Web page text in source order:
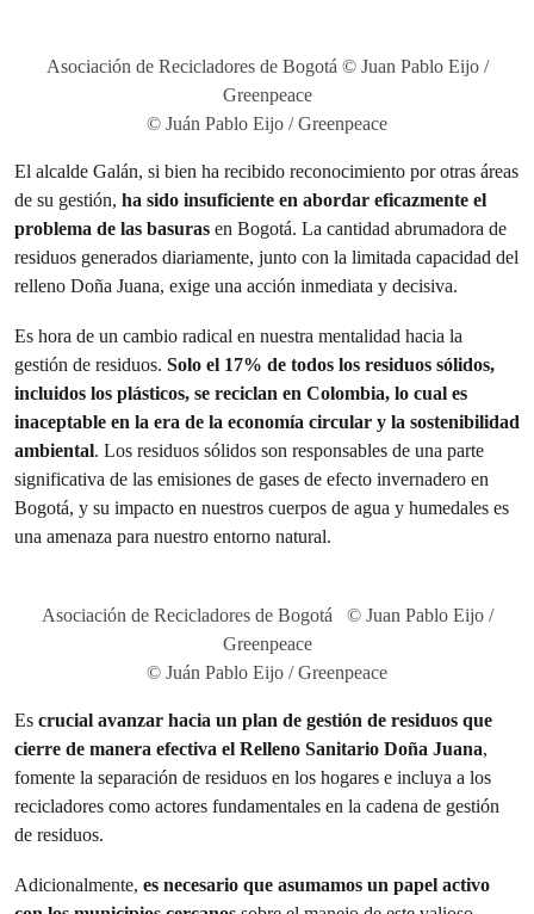
Asociación de Recicladores de Bogotá © Juan Pablo Eijo /
Greenpeace
© Juán Pablo Eijo / Greenpeace
El alcalde Galán, si bien ha recibido reconocimiento por otras áreas
de su gestión, ha sido insuficiente en abordar eficazmente el
problema de las basuras en Bogotá. La cantidad abrumadora de
residuos generados diariamente, junto con la limitada capacidad del
relleno Doña Juana, exige una acción inmediata y decisiva.
Es hora de un cambio radical en nuestra mentalidad hacia la
gestión de residuos. Solo el 17% de todos los residuos sólidos,
incluidos los plásticos, se reciclan en Colombia, lo cual es
inaceptable en la era de la economía circular y la sostenibilidad
ambiental. Los residuos sólidos son responsables de una parte
significativa de las emisiones de gases de efecto invernadero en
Bogotá, y su impacto en nuestros cuerpos de agua y humedales es
una amenaza para nuestro entorno natural.
Asociación de Recicladores de Bogotá © Juan Pablo Eijo /
Greenpeace
© Juán Pablo Eijo / Greenpeace
Es crucial avanzar hacia un plan de gestión de residuos que
cierre de manera efectiva el Relleno Sanitario Doña Juana,
fomente la separación de residuos en los hogares e incluya a los
recicladores como actores fundamentales en la cadena de gestión
de residuos.
Adicionalmente, es necesario que asumamos un papel activo